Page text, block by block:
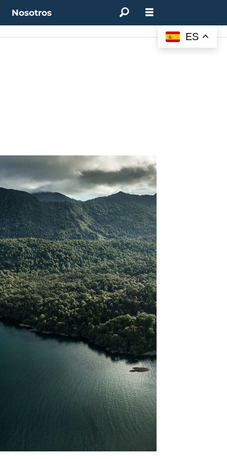
Nosotros
ES